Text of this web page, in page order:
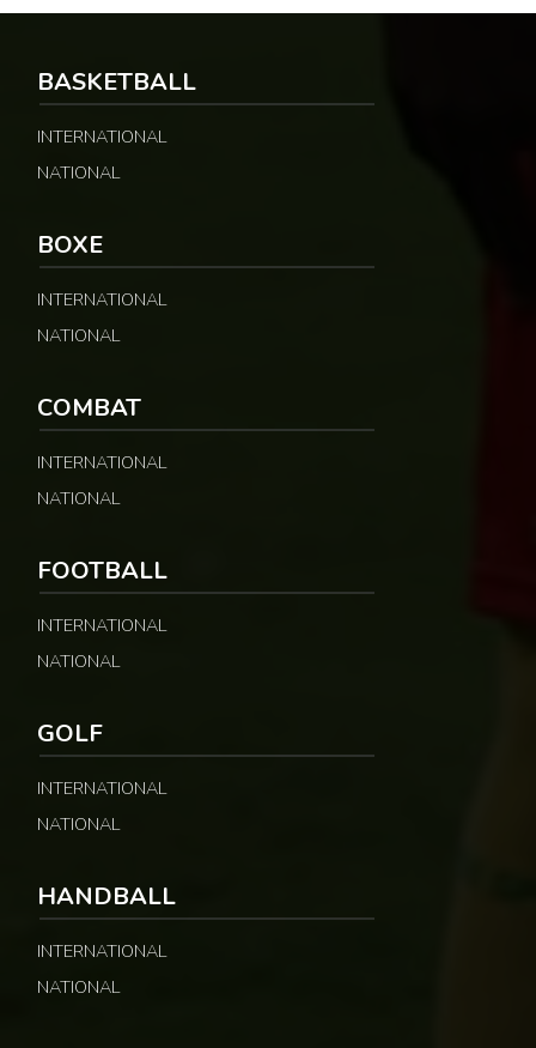
BASKETBALL
INTERNATIONAL
NATIONAL
BOXE
INTERNATIONAL
NATIONAL
COMBAT
INTERNATIONAL
NATIONAL
FOOTBALL
INTERNATIONAL
NATIONAL
GOLF
INTERNATIONAL
NATIONAL
HANDBALL
INTERNATIONAL
NATIONAL